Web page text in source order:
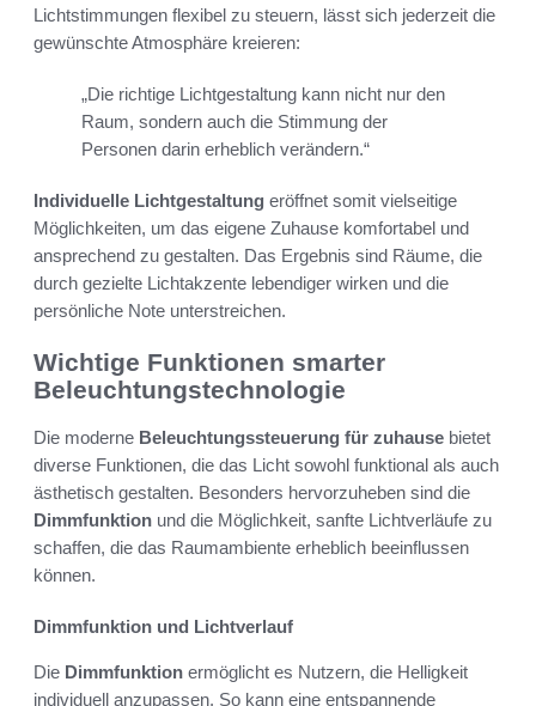
Lichtstimmungen flexibel zu steuern, lässt sich jederzeit die
gewünschte Atmosphäre kreieren:
„Die richtige Lichtgestaltung kann nicht nur den
Raum, sondern auch die Stimmung der
Personen darin erheblich verändern.“
Individuelle Lichtgestaltung eröffnet somit vielseitige
Möglichkeiten, um das eigene Zuhause komfortabel und
ansprechend zu gestalten. Das Ergebnis sind Räume, die
durch gezielte Lichtakzente lebendiger wirken und die
persönliche Note unterstreichen.
Wichtige Funktionen smarter
Beleuchtungstechnologie
Die moderne Beleuchtungssteuerung für zuhause bietet
diverse Funktionen, die das Licht sowohl funktional als auch
ästhetisch gestalten. Besonders hervorzuheben sind die
Dimmfunktion und die Möglichkeit, sanfte Lichtverläufe zu
schaffen, die das Raumambiente erheblich beeinflussen
können.
Dimmfunktion und Lichtverlauf
Die Dimmfunktion ermöglicht es Nutzern, die Helligkeit
individuell anzupassen. So kann eine entspannende